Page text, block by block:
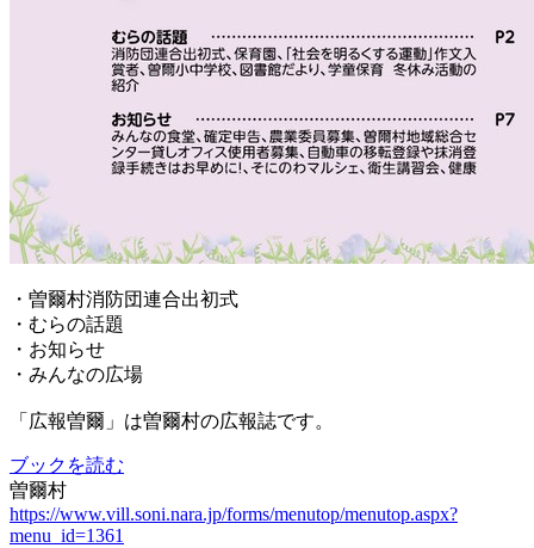
・曽爾村消防団連合出初式
・むらの話題
・お知らせ
・みんなの広場
「広報曽爾」は曽爾村の広報誌です。
ブックを読む
曽爾村
https://www.vill.soni.nara.jp/forms/menutop/menutop.aspx?
menu_id=1361